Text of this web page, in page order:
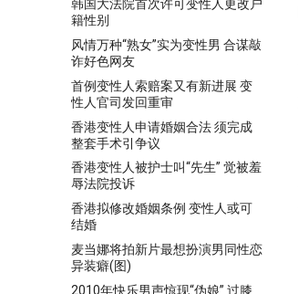
韩国大法院首次许可变性人更改户
籍性别
风情万种“熟女”实为变性男 合谋敲
诈好色网友
首例变性人索赔案又有新进展 变
性人官司发回重审
香港变性人申请婚姻合法 须完成
整套手术引争议
香港变性人被护士叫“先生” 觉被羞
辱法院投诉
香港拟修改婚姻条例 变性人或可
结婚
麦当娜将拍新片最想扮演男同性恋
异装癖(图)
2010年快乐男声惊现“伪娘” 过膝